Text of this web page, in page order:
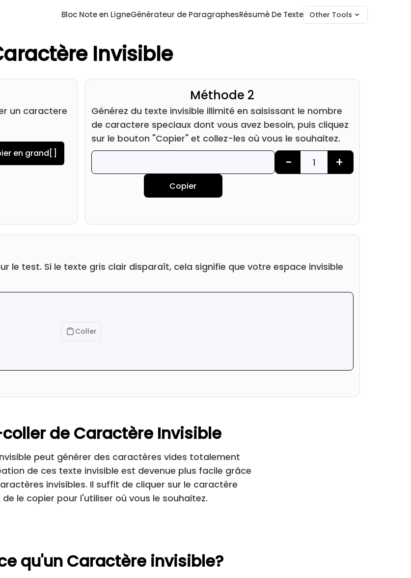
Bloc Note en LigneGénérateur de ParagraphesRèsumè De Texte Other Tools
Invisible
un caractere
en grand [ㅤ]
Méthode 2
Générez du texte invisible illimité en saisissant le nombre
de caractere speciaux dont vous avez besoin, puis cliquez
sur le bouton "Copier" et collez-les où vous le souhaitez.
Copier
- +
le test. Si le texte gris clair disparaît, cela signifie que votre espace invisible
Coller
de Caractère Invisible
peut générer des caractères vides totalement
de ces texte invisible est devenue plus facile grâce
invisibles. Il suffit de cliquer sur le caractère
de le copier pour l'utiliser où vous le souhaitez.
qu'un Caractère invisible?